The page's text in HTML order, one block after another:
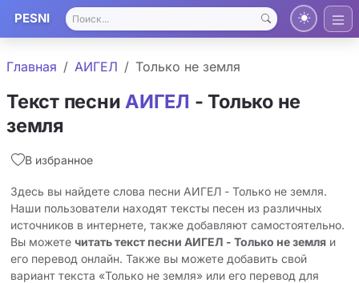
PESNI
Главная АИГЕЛ Только не земля
Текст песни АИГЕЛ - Только не
земля
В избранное
Здесь вы найдете слова песни АИГЕЛ - Только не земля.
Наши пользователи находят тексты песен из различных
источников в интернете, также добавляют самостоятельно.
Вы можете читать текст песни АИГЕЛ - Только не земля и
его перевод онлайн. Также вы можете добавить свой
вариант текста «Только не земля» или его перевод для